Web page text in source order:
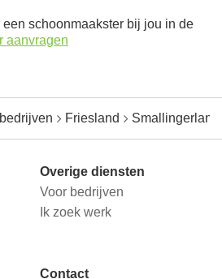
schoonmaakster bij jou in de
aanvragen
Friesland Smallingerland
Overige diensten
Voor bedrijven
Ik zoek werk
Contact